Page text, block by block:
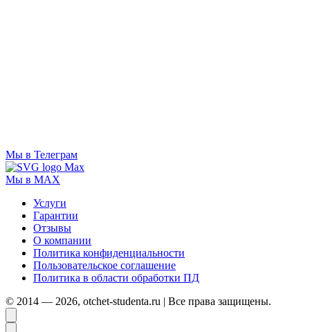
Мы в Телеграм
Мы в MAX
Услуги
Гарантии
Отзывы
О компании
Политика конфиденциальности
Пользовательское соглашение
Политика в области обработки ПД
© 2014 — 2026, otchet-studenta.ru | Все права защищены.